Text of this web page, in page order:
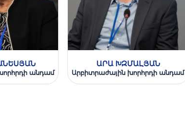
անդամ
ԱՐԱ ԽԶՄԱԼՅԱՆ
Արբիտրաժային խորհրդի անդամ